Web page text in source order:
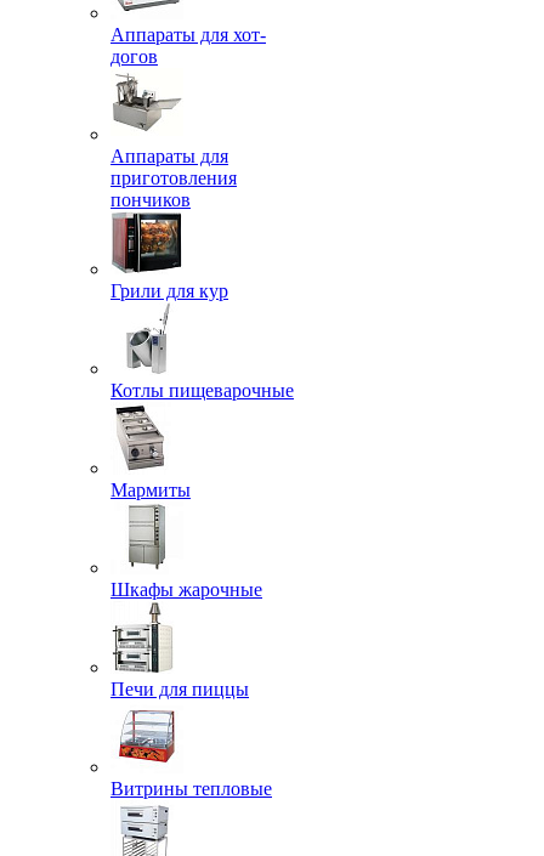
Аппараты для хот-
догов
Аппараты для
приготовления
пончиков
Грили для кур
Котлы пищеварочные
Мармиты
Шкафы жарочные
Печи для пиццы
Витрины тепловые